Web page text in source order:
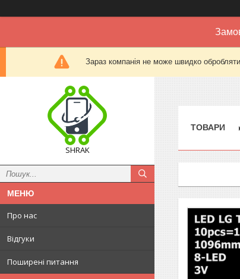
Зараз компанія не може швидко
SHRAK
Про нас
Відгуки
Поширені питання
ТОВАРИ